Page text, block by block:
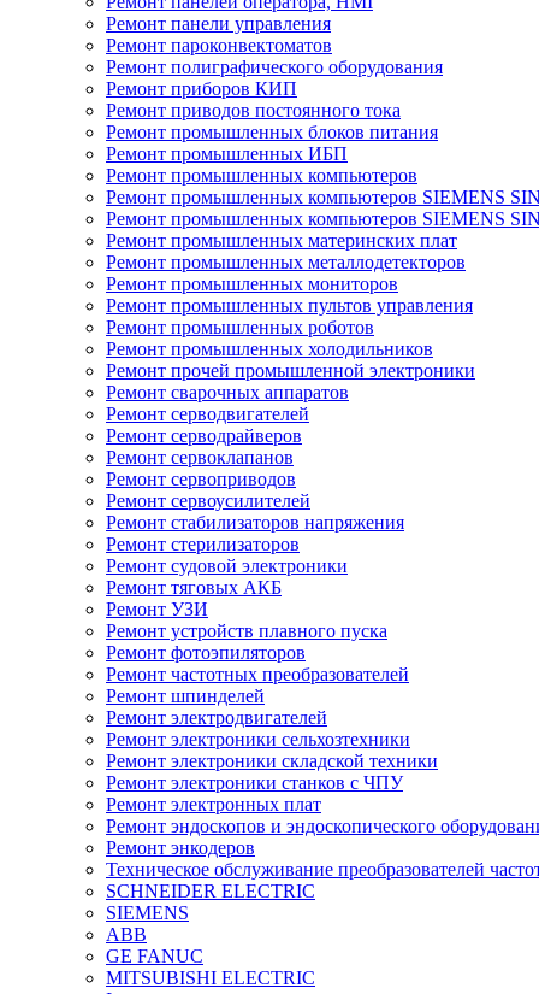
Ремонт панели управления
Ремонт пароконвектоматов
Ремонт полиграфического оборудования
Ремонт приборов КИП
Ремонт приводов постоянного тока
Ремонт промышленных блоков питания
Ремонт промышленных ИБП
Ремонт промышленных компьютеров
Ремонт промышленных компьютеров SIEMENS
Ремонт промышленных компьютеров SIEMENS
Ремонт промышленных материнских плат
Ремонт промышленных металлодетекторов
Ремонт промышленных мониторов
Ремонт промышленных пультов управления
Ремонт промышленных роботов
Ремонт промышленных холодильников
Ремонт прочей промышленной электроники
Ремонт сварочных аппаратов
Ремонт серводвигателей
Ремонт серводрайверов
Ремонт сервоклапанов
Ремонт сервоприводов
Ремонт сервоусилителей
Ремонт стабилизаторов напряжения
Ремонт стерилизаторов
Ремонт судовой электроники
Ремонт тяговых АКБ
Ремонт УЗИ
Ремонт устройств плавного пуска
Ремонт фотоэпиляторов
Ремонт частотных преобразователей
Ремонт шпинделей
Ремонт электродвигателей
Ремонт электроники сельхозтехники
Ремонт электроники складской техники
Ремонт электроники станков с ЧПУ
Ремонт электронных плат
Ремонт эндоскопов и эндоскопического
Ремонт энкодеров
Техническое обслуживание преобразователей
SCHNEIDER ELECTRIC
SIEMENS
ABB
GE FANUC
MITSUBISHI ELECTRIC